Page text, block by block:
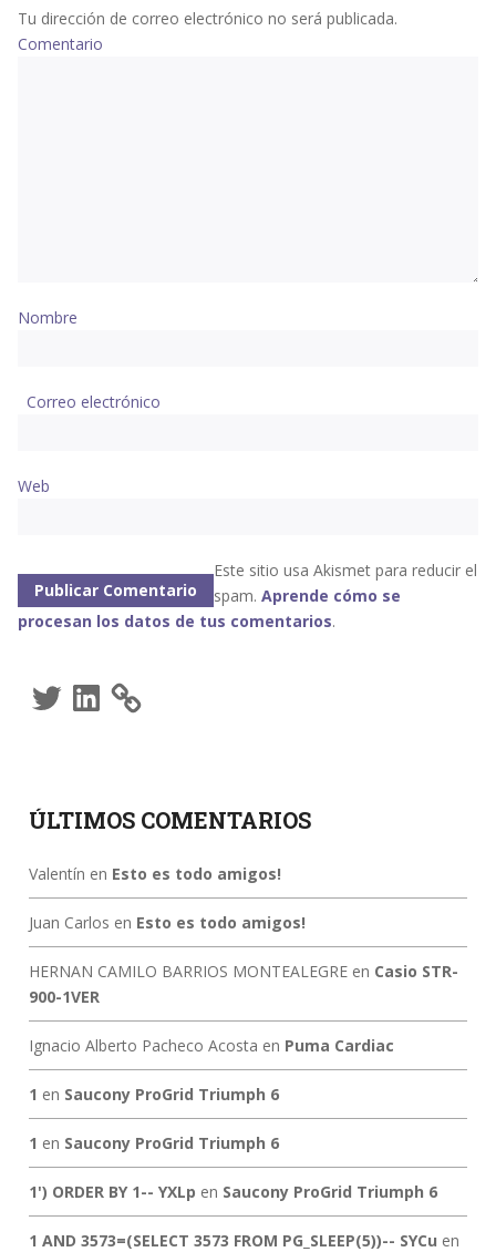
Tu dirección de correo electrónico no será publicada.
Comentario
Nombre
Correo electrónico
Web
Este sitio usa Akismet para reducir el
spam. Aprende cómo se
procesan los datos de tus comentarios.
TwitterLinkedIn
ÚLTIMOS COMENTARIOS
Valentín en Esto es todo amigos!
Juan Carlos en Esto es todo amigos!
HERNAN CAMILO BARRIOS MONTEALEGREen Casio STR-
900-1VER
Ignacio Alberto Pacheco Acosta en Puma Cardiac
1 en Saucony ProGrid Triumph 6
1 en Saucony ProGrid Triumph 6
1') ORDER BY 1-- YXLp en Saucony ProGrid Triumph 6
1 AND 3573=(SELECT 3573 FROM PG_SLEEP(5))-- SYCu en